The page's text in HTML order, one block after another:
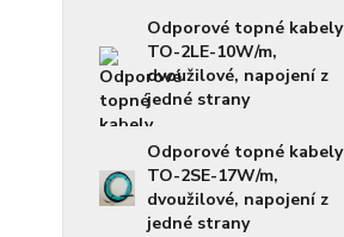
Odporové topné kabely
TO-2LE-10W/m,
dvoužilové, napojení z
jedné strany
Odporové topné kabely
TO-2SE-17W/m,
dvoužilové, napojení z
jedné strany